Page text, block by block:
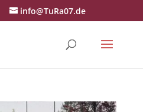
info@TuRa07.de